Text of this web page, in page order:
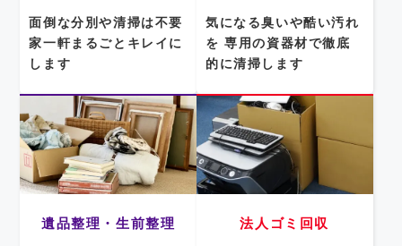
面倒な分別や清掃は不要
家一軒まるごとキレイに
します
気になる臭いや酷い汚れ
を 専用の資器材で徹底
的に清掃します
遺品整理・生前整理 法人ゴミ回収